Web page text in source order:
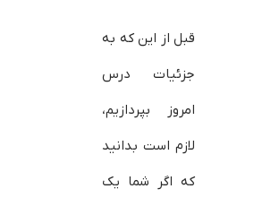
قبل از این که به
جزئیات درس
امروز بپردازیم،
لازم است بدانید
که اگر شما یک